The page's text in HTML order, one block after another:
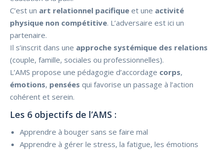
C’est un art relationnel pacifique et une activité
physique non compétitive. L’adversaire est ici un
partenaire.
Il s’inscrit dans une approche systémique des relations
(couple, famille, sociales ou professionnelles).
L’AMS propose une pédagogie d’accordage corps,
émotions, pensées qui favorise un passage à l’action
cohérent et serein.
Les 6 objectifs de l’AMS :
Apprendre à bouger sans se faire mal
Apprendre à gérer le stress, la fatigue, les émotions